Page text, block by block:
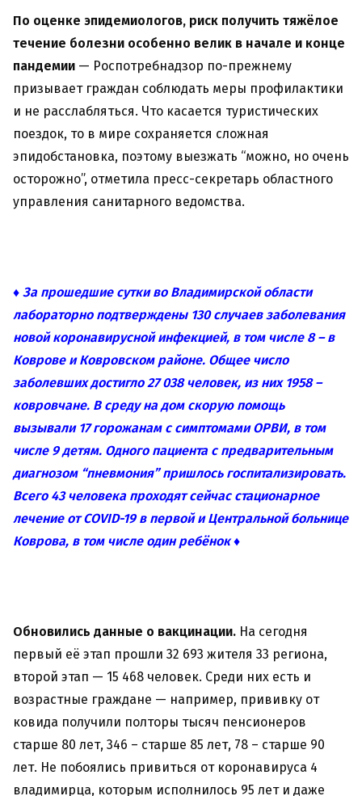
По оценке эпидемиологов, риск получить тяжёлое
течение болезни особенно велик в начале и конце
пандемии — Роспотребнадзор по-прежнему
призывает граждан соблюдать меры профилактики
и не расслабляться. Что касается туристических
поездок, то в мире сохраняется сложная
эпидобстановка, поэтому выезжать “можно, но очень
осторожно”, отметила пресс-секретарь областного
управления санитарного ведомства.
♦ За прошедшие сутки во Владимирской области
лабораторно подтверждены 130 случаев заболевания
новой коронавирусной инфекцией, в том числе 8 – в
Коврове и Ковровском районе. Общее число
заболевших достигло 27 038 человек, из них 1958 –
ковровчане. В среду на дом скорую помощь
вызывали 17 горожанам с симптомами ОРВИ, в том
числе 9 детям. Одного пациента с предварительным
диагнозом “пневмония” пришлось госпитализировать.
Всего 43 человека проходят сейчас стационарное
лечение от COVID-19 в первой и Центральной больнице
Коврова, в том числе один ребёнок ♦
Обновились данные о вакцинации. На сегодня
первый её этап прошли 32 693 жителя 33 региона,
второй этап — 15 468 человек. Среди них есть и
возрастные граждане — например, прививку от
ковида получили полторы тысяч пенсионеров
старше 80 лет, 346 – старше 85 лет, 78 – старше 90
лет. Не побоялись привиться от коронавируса 4
владимирца, которым исполнилось 95 лет и даже